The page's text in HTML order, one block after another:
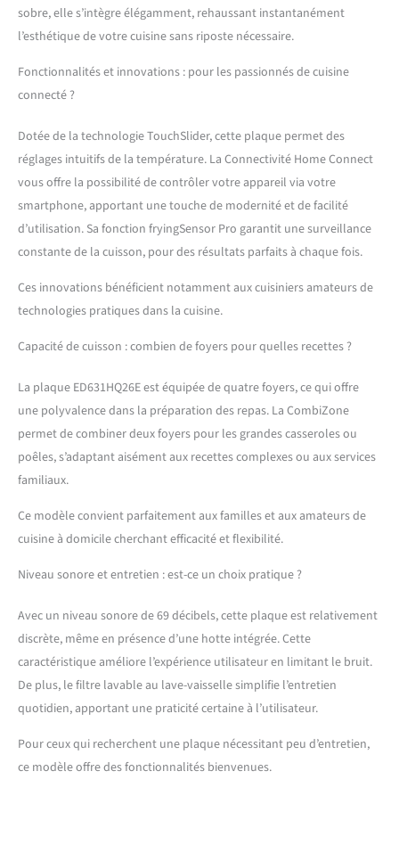
sobre, elle s’intègre élégamment, rehaussant instantanément
l’esthétique de votre cuisine sans riposte nécessaire.
Fonctionnalités et innovations : pour les passionnés de cuisine
connecté ?
Dotée de la technologie TouchSlider, cette plaque permet des
réglages intuitifs de la température. La Connectivité Home Connect
vous offre la possibilité de contrôler votre appareil via votre
smartphone, apportant une touche de modernité et de facilité
d’utilisation. Sa fonction fryingSensor Pro garantit une surveillance
constante de la cuisson, pour des résultats parfaits à chaque fois.
Ces innovations bénéficient notamment aux cuisiniers amateurs de
technologies pratiques dans la cuisine.
Capacité de cuisson : combien de foyers pour quelles recettes ?
La plaque ED631HQ26E est équipée de quatre foyers, ce qui offre
une polyvalence dans la préparation des repas. La CombiZone
permet de combiner deux foyers pour les grandes casseroles ou
poêles, s’adaptant aisément aux recettes complexes ou aux services
familiaux.
Ce modèle convient parfaitement aux familles et aux amateurs de
cuisine à domicile cherchant efficacité et flexibilité.
Niveau sonore et entretien : est-ce un choix pratique ?
Avec un niveau sonore de 69 décibels, cette plaque est relativement
discrète, même en présence d’une hotte intégrée. Cette
caractéristique améliore l’expérience utilisateur en limitant le bruit.
De plus, le filtre lavable au lave-vaisselle simplifie l’entretien
quotidien, apportant une praticité certaine à l’utilisateur.
Pour ceux qui recherchent une plaque nécessitant peu d’entretien,
ce modèle offre des fonctionnalités bienvenues.